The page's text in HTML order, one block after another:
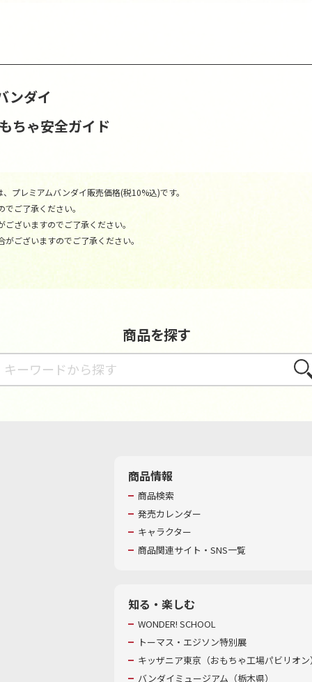
ンダイ
ちゃ安全ガイド
プレミアムバンダイ販売価格(税10%込)です。
ご了承ください。
ざいますのでご了承ください。
ございますのでご了承ください。
商品を探す
さが
商品情報
商品検索
発売カレンダー
キャラクター
商品関連サイト・SNS一覧
知る・楽しむ
WONDER! SCHOOL
トーマス・エジソン特別展
キッザニア東京（おもちゃ工場パビリオ
バンダイミュージアム（栃木県）